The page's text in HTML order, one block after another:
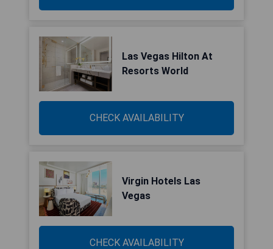
Las Vegas Hilton At
Resorts World
CHECK AVAILABILITY
Virgin Hotels Las
Vegas
CHECK AVAILABILITY